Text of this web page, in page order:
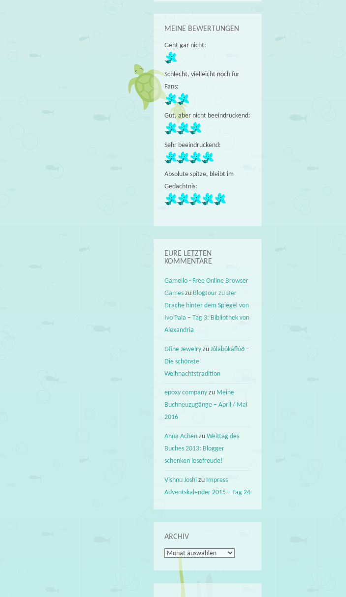
MEINE BEWERTUNGEN
Geht gar nicht:
Schlecht, vielleicht noch für
Fans:
Gut, aber nicht beeindruckend:
Sehr beeindruckend:
Absolute spitze, bleibt im
Gedächtnis:
EURE LETZTEN
KOMMENTARE
Gameilo - Free Online Browser
Games zu Blogtour zu Der
Drache hinter dem Spiegel von
Ivo Pala – Tag 3: Bibliothek von
Alexandria
Dfine Jewelry zuJólabókaflóð –
Die schönste
Weihnachtstradition
epoxy company zu Meine
Buchneuzugänge – April / Mai
2016
Anna Achen zuWelttag des
Buches 2013: Blogger
schenken lesefreude!
Vishnu Joshi zu Impress
Adventskalender 2015 – Tag 24
ARCHIV
Archiv